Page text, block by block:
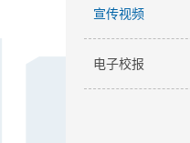
宣传视频
电子校报